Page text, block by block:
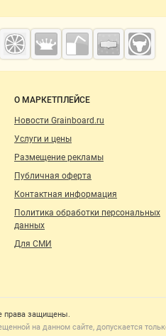
Навигация по сайту
О МАРКЕТПЛЕЙСЕ
Новости Grainboard.ru
Услуги и цены
Размещение рекламы
Публичная оферта
Контактная информация
Политика обработки персональных
данных
Для СМИ
права защищены.
на данном сайте, допускается